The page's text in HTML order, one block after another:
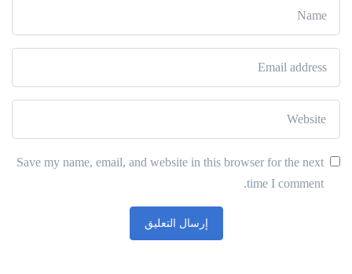
Save my name, email, and website in this browser for the next
time I comment.